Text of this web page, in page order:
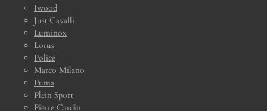
Iwood
Just Cavalli
Luminox
Lorus
Police
Marco Milano
Puma
Plein Sport
Pierre Cardin